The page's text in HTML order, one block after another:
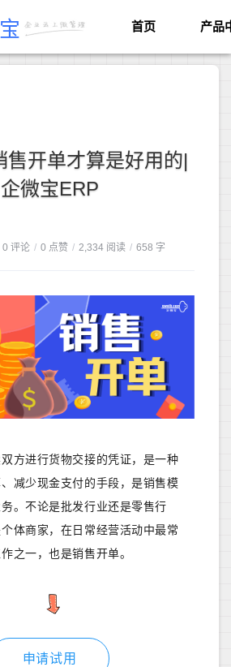
首页 产品
售开单才算是好用的|
企微宝ERP
0 评论 / 0 点赞 / 2,334 阅读 / 658 字
方进行货物交接的凭证，是一种
减少现金支付的手段，是销售模
。不论是批发行业还是零售行
体商家，在日常经营活动中最常
之一，也是销售开单。
申请试用